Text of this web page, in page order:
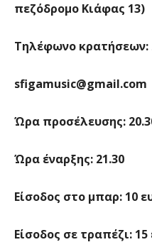
πεζόδρομο Κιάφας 13)
Τηλέφωνο κρατήσεων:
sfigamusic@gmail.com
Ώρα προσέλευσης:
Ώρα έναρξης: 21.30
Είσοδος στο μπαρ: 10
Είσοδος σε τραπέζι: